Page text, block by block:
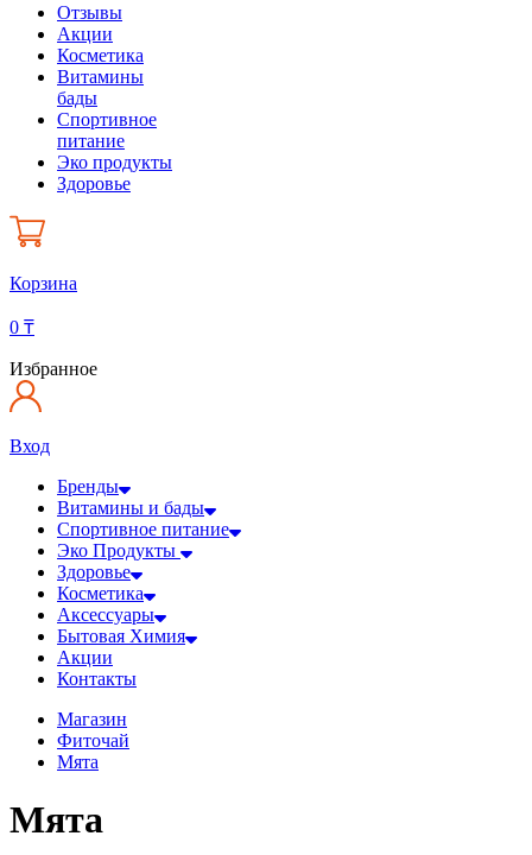
Отзывы
Акции
Косметика
Витамины
бады
Спортивное
питание
Эко продукты
Здоровье
Корзина
0 ₸
Избранное
Вход
Бренды
Витамины и бады
Спортивное питание
Эко Продукты
Здоровье
Косметика
Аксессуары
Бытовая Химия
Акции
Контакты
Магазин
Фиточай
Мята
Мята